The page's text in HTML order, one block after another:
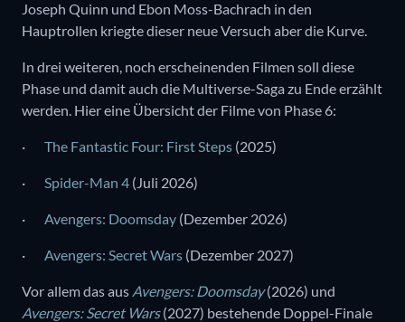
Joseph Quinn und Ebon Moss-Bachrach in den
Hauptrollen kriegte dieser neue Versuch aber die Kurve.
In drei weiteren, noch erscheinenden Filmen soll diese
Phase und damit auch die Multiverse-Saga zu Ende erzählt
werden. Hier eine Übersicht der Filme von Phase 6:
· The Fantastic Four: First Steps (2025)
· Spider-Man 4 (Juli 2026)
· Avengers: Doomsday (Dezember 2026)
· Avengers: Secret Wars (Dezember 2027)
Vor allem das aus Avengers: Doomsday(2026) und
Avengers: Secret Wars (2027) bestehende Doppel-Finale